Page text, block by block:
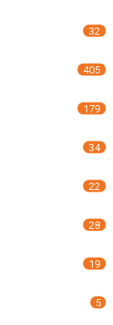
32
405
179
34
22
28
19
5